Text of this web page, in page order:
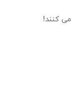
کنند!